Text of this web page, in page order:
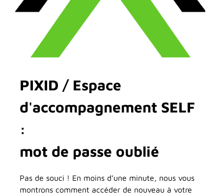
PIXID / Espace
d'accompagnement SELF
:
mot de passe oublié
Pas de souci ! En moins d’une minute, nous vous
montrons comment accéder de nouveau à votre